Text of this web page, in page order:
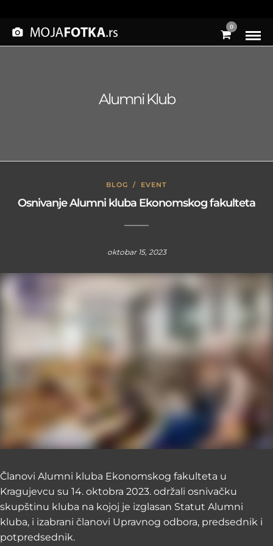
0
Alumni Klub
BLOG / EVENT
Osnivanje Alumni kluba Ekonomskog fakulteta
oktobar 15, 2023
Članovi Alumni kluba Ekonomskog fakulteta u
Kragujevcu su 14. oktobra 2023. održali osnivačku
skupštinu kluba na kojoj je izglasan Statut Alumni
kluba, i izabrani članovi Upravnog odbora, predsednik i
potpredsednik.